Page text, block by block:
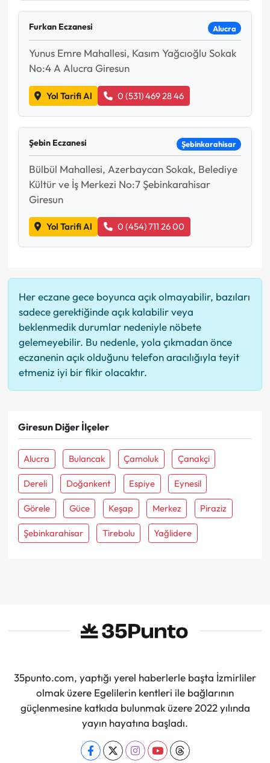
Furkan Eczanesi Alucra
Yunus Emre Mahallesi, Kasım Yağcıoğlu Sokak
No:4 A Alucra Giresun
Yol Tarifi Al 0 (531) 469 28 46
Şebin Eczanesi Şebinkarahisar
Bülbül Mahallesi, Azerbaycan Sokak, Belediye
Kültür ve İş Merkezi No:7 Şebinkarahisar
Giresun
Yol Tarifi Al 0 (454) 711 26 00
Her eczane gece boyunca açık olmayabilir, bazıları
sadece gerektiğinde açık kalabilir veya
beklenmedik durumlar nedeniyle nöbete
gelemeyebilir. Bu nedenle, yola çıkmadan önce
eczanenin açık olduğunu telefon aracılığıyla teyit
etmeniz iyi bir fikir olacaktır.
Giresun Diğer İlçeler
Alucra Bulancak Çamoluk Çanakçi
Dereli Doğankent Espiye Eynesil
Görele Güce Keşap Merkez Piraziz
Şebinkarahisar Tirebolu Yağlidere
35punto.com, yaptığı yerel haberlerle başta İzmirliler
olmak üzere Egelilerin kentleri ile bağlarının
güçlenmesine katkıda bulunmak üzere 2022 yılında
yayın hayatına başladı.